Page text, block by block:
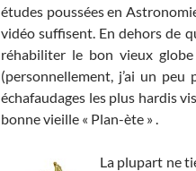
études poussées en
vidéo suffisent. En dehors de
réhabiliter le bon vieux
(personnellement, j’ai un peu
échafaudages les plus hardis
bonne vieille « Plan-ète » .
La plupart ne